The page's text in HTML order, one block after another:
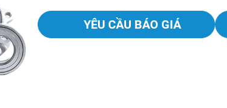
YÊU CẦU BÁO GIÁ